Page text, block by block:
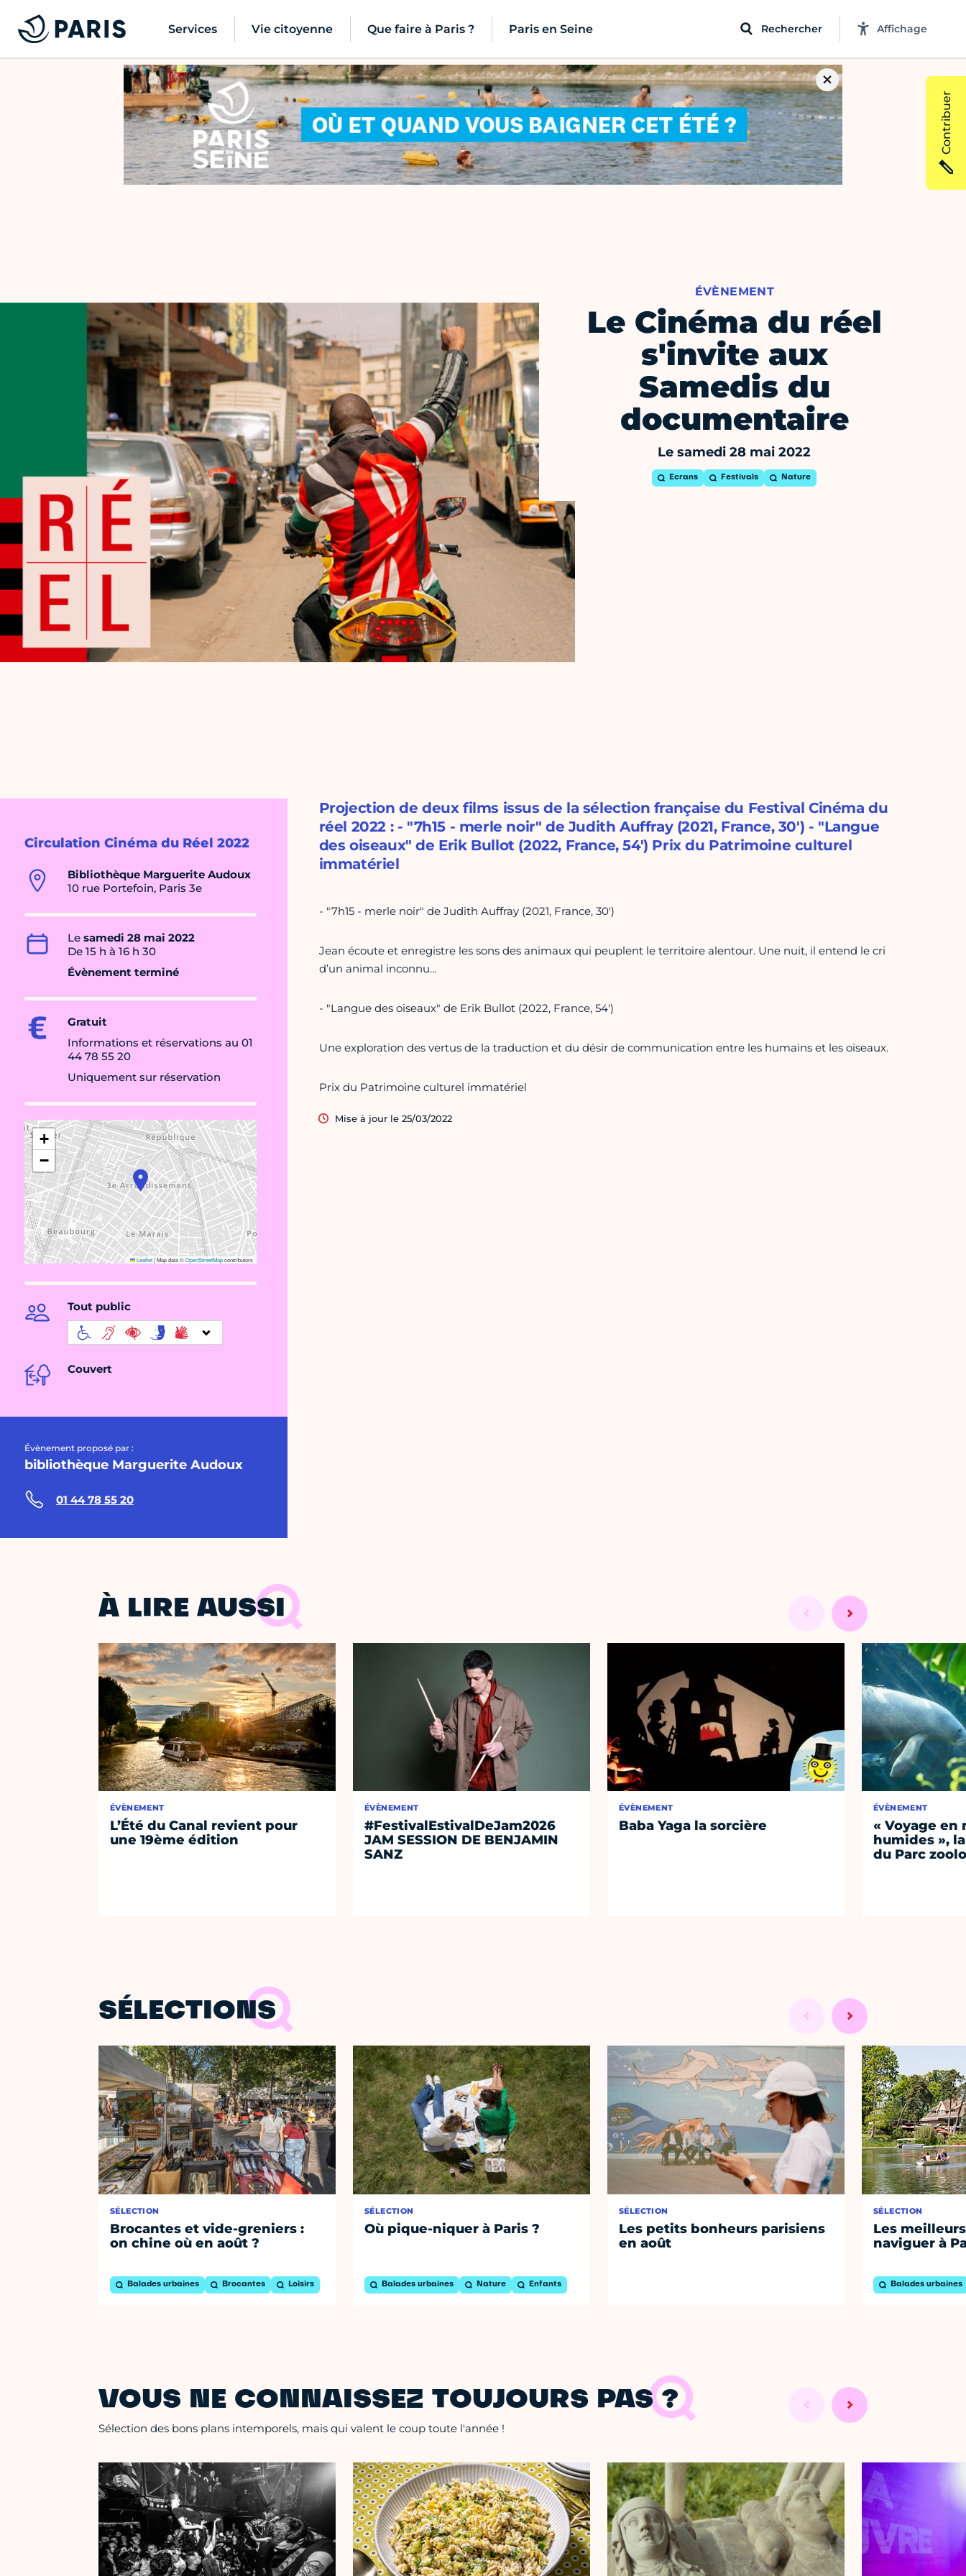
Services Vie citoyenne Que faire à Paris ? Paris en Seine Rechercher Affichage
ÉVÈNEMENT
Le Cinéma du réel
s'invite aux
Samedis du
documentaire
Le samedi 28 mai 2022
Ecrans Festivals Nature
Circulation Cinéma du Réel 2022
Bibliothèque Marguerite Audoux
10 rue Portefoin, Paris 3e
Le samedi 28 mai 2022
De 15 h à 16 h 30
Évènement terminé
Gratuit
Informations et réservations au 01
44 78 55 20
Uniquement sur réservation
+
−
Leaflet|Map data ©OpenStreetMapcontributors
Tout public
Couvert
Évènement proposé par :
bibliothèque Marguerite Audoux
01 44 78 55 20
Projection de deux films issus de la sélection française du Festival Cinéma du
réel 2022 : - "7h15 - merle noir" de Judith Auffray (2021, France, 30') - "Langue
des oiseaux" de Erik Bullot (2022, France, 54') Prix du Patrimoine culturel
immatériel
- "7h15 - merle noir" de Judith Auffray (2021, France, 30')
Jean écoute et enregistre les sons des animaux qui peuplent le territoire alentour. Une nuit, il entend le cri
d’un animal inconnu…
- "Langue des oiseaux" de Erik Bullot (2022, France, 54')
Une exploration des vertus de la traduction et du désir de communication entre les humains et les oiseaux.
Prix du Patrimoine culturel immatériel
Mise à jour le 25/03/2022
À LIRE AUSSI
ÉVÈNEMENT
L’Été du Canal revient pour
une 19ème édition
ÉVÈNEMENT
#FestivalEstivalDeJam2026
JAM SESSION DE BENJAMIN
SANZ
ÉVÈNEMENT
Baba Yaga la sorcière
ÉVÈNEMENT
« Voyage en
humides »,
du Parc
SÉLECTIONS
SÉLECTION
Brocantes et vide-greniers :
on chine où en août ?
Balades urbaines Brocantes Loisirs
SÉLECTION
Où pique-niquer à Paris ?
Balades urbaines Nature Enfants
SÉLECTION
Les petits bonheurs parisiens
en août
SÉLECTION
Les
naviguer à
Balades urbaines
VOUS NE CONNAISSEZ TOUJOURS PAS ?
Sélection des bons plans intemporels, mais qui valent le coup toute l'année !
Contribuer